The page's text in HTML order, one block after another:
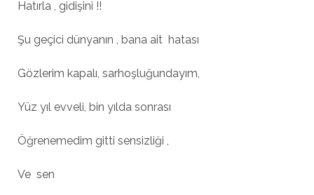
Hatırla , gidişini !!
Şu geçici dünyanın , bana ait hatası
Gözlerim kapalı, sarhoşluğundayım,
Yüz yıl evveli, bin yılda sonrası
Öğrenemedim gitti sensizliği ,
Ve sen